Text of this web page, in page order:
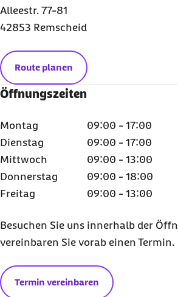
Alleestr. 77-81
42853 Remscheid
Route planen
Öffnungszeiten
Montag
09:00 - 17:00
Dienstag
09:00 - 17:00
Mittwoch
09:00 - 13:00
Donnerstag
09:00 - 18:00
Freitag
09:00 - 13:00
Besuchen Sie uns innerhalb der
vereinbaren Sie vorab einen Termin.
Termin vereinbaren